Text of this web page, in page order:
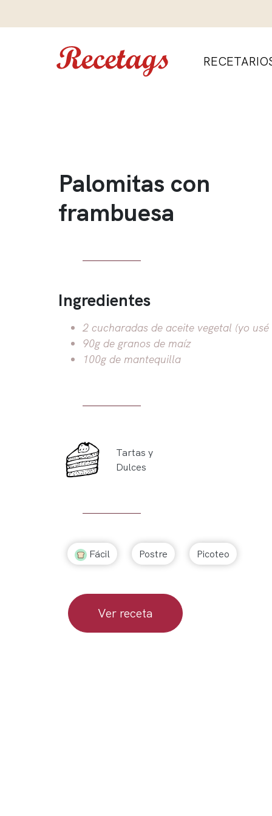
Palomitas con
frambuesa
Ingredientes
2 cucharadas de aceite vegetal (yo
90g de granos de maíz
100g de mantequilla
Tartas y
Dulces
Fácil Postre Picoteo
Ver receta